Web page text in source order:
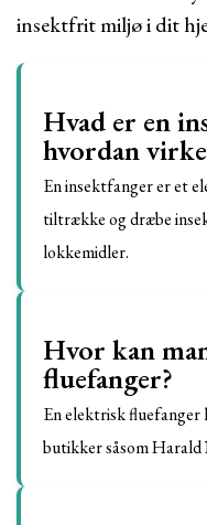
insektfrit miljø i dit
Hvad er en
hvordan
En insektfanger er et
tiltrække og dræbe
lokkemidler.
Hvor kan
fluefanger?
En elektrisk fluefanger
butikker såsom